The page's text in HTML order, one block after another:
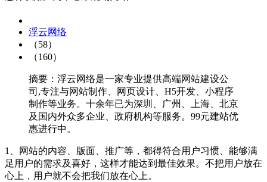
浮云网络
（58）
（160）
摘要：浮云网络是一家专业提供高端网站建设公
司,专注与网站制作、网页设计、H5开发、小程序
制作等业务。十余年已为深圳、广州、上海、北京
及国内外众多企业、政府机构等服务。99元建站优
惠进行中。
1、网站的内容、版面、推广等，都得符合用户习惯、能够满
足用户的需求及喜好，这样才能达到最佳效果。不把用户放在
心上，用户就不会把我们放在心上。